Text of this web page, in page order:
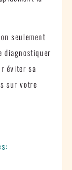
seulement
diagnostiquer
éviter sa
sur votre